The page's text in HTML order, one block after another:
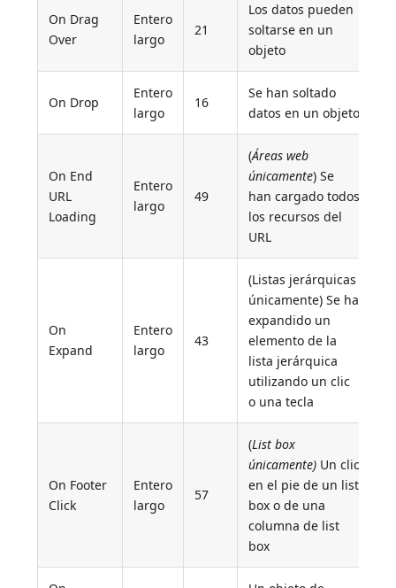
On Drag
Over
Entero
largo
21
Los datos pueden
soltarse en un
objeto
On Drop
Entero
largo
16
Se han soltado
datos en un objeto
On End
URL
Loading
Entero
largo
49
(Áreas web
únicamente) Se
han cargado todos
los recursos del
URL
On
Expand
Entero
largo
43
(Listas jerárquicas
únicamente) Se ha
expandido un
elemento de la
lista jerárquica
utilizando un clic
o una tecla
On Footer
Click
Entero
largo
57
(List box
únicamente) Un clic
en el pie de un list
box o de una
columna de list
box